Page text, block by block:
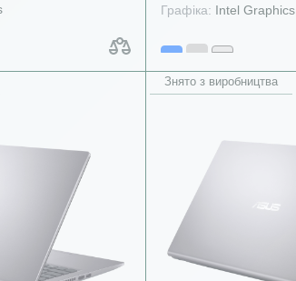
Графіка: Intel Graphics
Знято з виробництва